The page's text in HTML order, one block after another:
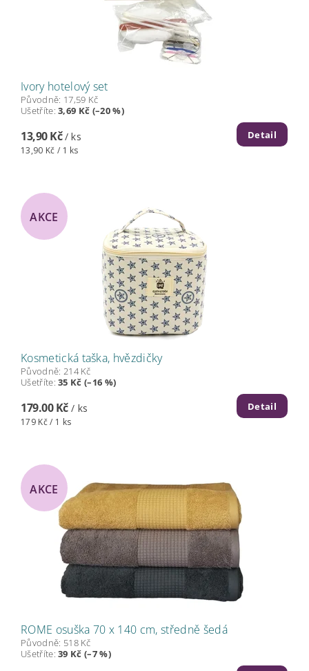
Ivory hotelový set
Původně: 17,59 Kč
Ušetříte:3,69 Kč (–20 %)
13,90 Kč/ ks
13,90 Kč / 1 ks
Detail
AKCE
Kosmetická taška, hvězdičky
Původně: 214 Kč
Ušetříte:35 Kč (–16 %)
179.00 Kč / ks
179 Kč / 1 ks
Detail
AKCE
ROME osuška 70 x 140 cm, středně šedá
Původně: 518 Kč
Ušetříte:39 Kč (–7 %)